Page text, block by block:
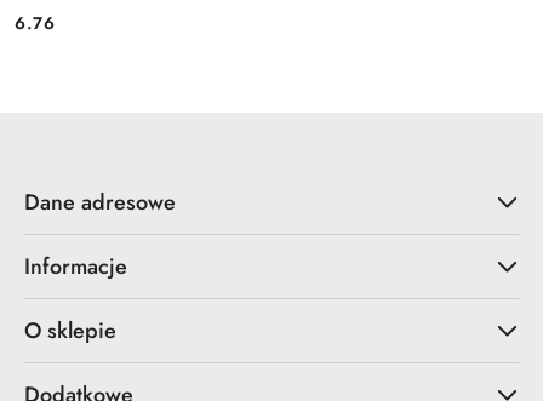
Cena:
6.76
Dane adresowe
Informacje
O sklepie